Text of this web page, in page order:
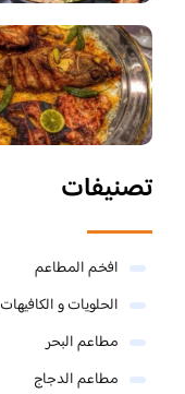
تصنيفات
افخم المطاعم
الحلويات و الكافيهات ‎
مطاعم البحر
مطاعم الدجاج